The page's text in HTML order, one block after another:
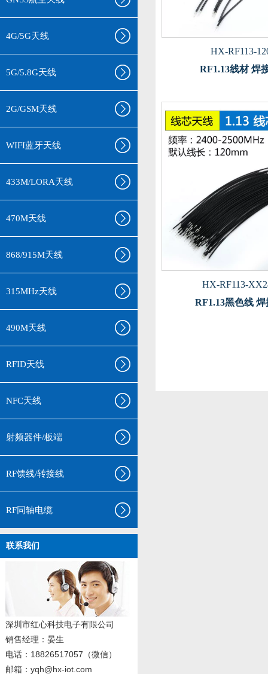
4G/5G天线
5G/5.8G天线
2G/GSM天线
WIFI蓝牙天线
433M/LORA天线
470M天线
868/915M天线
315MHz天线
490M天线
RFID天线
NFC天线
射频器件/板端
RF馈线/转接线
RF同轴电缆
联系我们
深圳市红心科技电子有限公司
销售经理 ：晏生
电话：18826517057（微信）
邮箱：yqh@hx-iot.com
HX-RF113-
RF1.13线材 焊
HX-RF113-
RF1.13黑色线